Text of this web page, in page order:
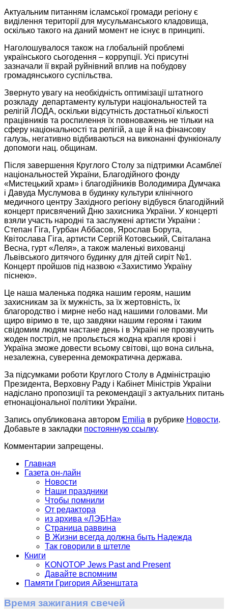
Актуальним питанням ісламської громади регіону є
виділення території для мусульманського кладовища,
оскілько такого на даний момент не існує в принципі.
Наголошувалося також на глобальній проблемі
українського сьогодення – коррупції. Усі присутні
зазначали її вкрай руйнівний вплив на побудову
громадянського суспільства.
Звернуто увагу на необхідність оптимізації штатного
розкладу департаменту культури національностей та
релігій ЛОДА, оскільки відсутність достатньої кількості
працівників та роспилення їх повноважень не тільки на
сферу національності та релігій, а ще й на фінансову
галузь, негативно відбиваються на виконанні функіоналу
допомоги нац. общинам.
Після завершення Круглого Столу за підтримки Асамблеї
національностей України, Благодійного фонду
«Мистецький храм» і благодійників Володимира Думчака
і Давуда Муслумова в будинку культури клінічного
медичного центру Західного регіону відбувся благодійний
концерт присвячений Дню захисника України. У концерті
взяли участь народні та заслужені артисти України :
Степан Гіга, Гурбан Аббасов, Ярослав Борута,
Квітослава Гіга, артисти Сергій Котовський, Світалана
Весна, гурт «Леля», а також маленькі вихованці
Львівського дитячого будинку для дітей сиріт №1.
Концерт пройшов під назвою «Захистимо Україну
піснею».
Це наша маленька подяка нашим героям, нашим
захисникам за їх мужність, за їх жертовність, їх
благородство і мирне небо над нашими головами. Ми
щиро віримо в те, що завдяки нашим героям і таким
свідомим людям настане день і в Україні не прозвучить
жоден постріл, не прольється жодна крапля крові і
Україна зможе довести всьому світові, що вона сильна,
незалежна, суверенна демократична держава.
За підсумками роботи Круглого Столу в Адміністрацію
Президента, Верховну Раду і Кабінет Міністрів України
надіслано пропозиції та рекомендації з актуальних питань
етнонаціональної політики України.
Запись опубликована автором Emilia в рубрике Новости.
Добавьте в закладки постоянную ссылку.
Комментарии запрещены.
Главная
Газета он-лайн
Новости
Наши праздники
Чтобы помнили
От редактора
из архива «ЛЭБНа»
Страница раввина
В Жизни всегда должна быть Надежда
Так говорили в штетле
Книги
KONOTOP Jews Past and Present
Давайте вспомним
Памяти Григория Айзенштата
Время зажигания свечей